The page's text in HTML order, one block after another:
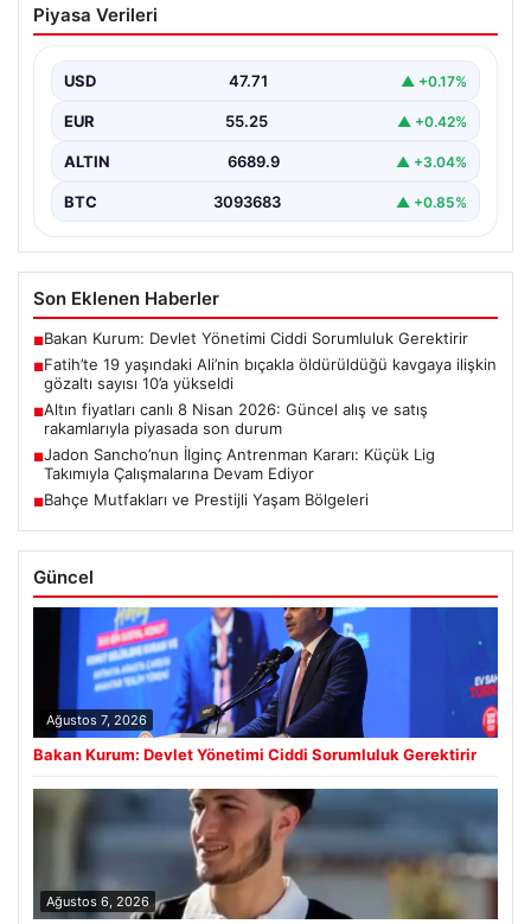
öldürüldüğü kavgaya ilişkin gözaltı
Piyasa Verileri
USD 47.71 ▲ +0.17%
EUR 55.25 ▲ +0.42%
ALTIN 6689.9 ▲ +3.04%
BTC 3093683 ▲ +0.85%
Son Eklenen Haberler
■Bakan Kurum: Devlet Yönetimi Ciddi Sorumluluk Gerektirir
■Fatih’te 19 yaşındaki Ali’nin bıçakla öldürüldüğü kavgaya ilişkin
gözaltı sayısı 10’a yükseldi
■Altın fiyatları canlı 8 Nisan 2026: Güncel alış ve satış
rakamlarıyla piyasada son durum
■Jadon Sancho’nun İlginç Antrenman Kararı: Küçük Lig
Takımıyla Çalışmalarına Devam Ediyor
■Bahçe Mutfakları ve Prestijli Yaşam Bölgeleri
Güncel
Ağustos 7, 2026
Bakan Kurum: Devlet Yönetimi Ciddi Sorumluluk Gerektirir
Ağustos 6, 2026